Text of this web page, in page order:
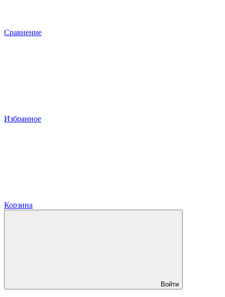
Сравнение
Избранное
Корзина
Войти